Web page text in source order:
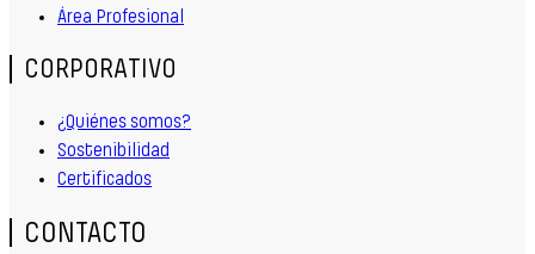
Área Profesional
CORPORATIVO
¿Quiénes somos?
Sostenibilidad
Certificados
CONTACTO